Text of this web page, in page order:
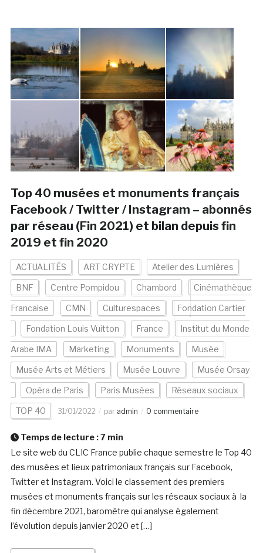
Top 40 musées et monuments français
Facebook / Twitter / Instagram – abonnés
par réseau (Fin 2021) et bilan depuis fin
2019 et fin 2020
ACTUALITÉS ART CRYPTE Atelier des Lumières
BNF Centre Pompidou Chambord Cinémathèque
Francaise CMN Culturespaces Fondation Cartier
Fondation Louis Vuitton France Institut du Monde
Arabe IMA Marketing Monuments Musée
Musée Arts et Métiers Musée Louvre Musée Orsay
Opéra de Paris Paris Musées Réseaux sociaux
TOP 40 31/01/2022 par admin 0 commentaire
Temps de lecture :7 min
Le site web du CLIC France publie chaque semestre le Top 40
des musées et lieux patrimoniaux français sur Facebook,
Twitter et Instagram. Voici le classement des premiers
musées et monuments français sur les réseaux sociaux à la
fin décembre 2021, baromètre qui analyse également
l’évolution depuis janvier 2020 et […]